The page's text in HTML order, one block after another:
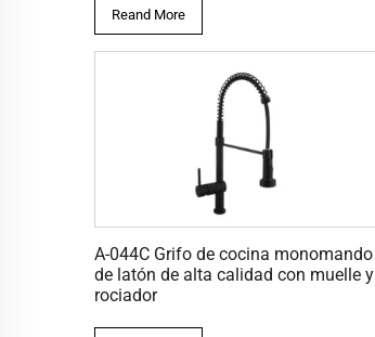
Reand More
A-044C Grifo de cocina monomando
de latón de alta calidad con muelle y
rociador